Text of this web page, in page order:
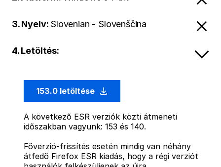
3. Nyelv: Slovenian - Slovenščina
4. Letöltés:
153.0 letöltése
A következő ESR verziók közti átmeneti
időszakban vagyunk: 153 és 140.
Főverzió-frissítés esetén mindig van néhány
átfedő Firefox ESR kiadás, hogy a régi verziót